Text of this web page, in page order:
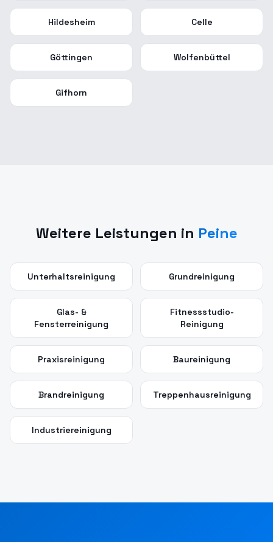
Hildesheim Celle
Göttingen Wolfenbüttel
Gifhorn
Weitere Leistungen in Peine
Unterhaltsreinigung Grundreinigung
Glas- &
Fensterreinigung
Fitnessstudio-
Reinigung
Praxisreinigung Baureinigung
Brandreinigung Treppenhausreinigung
Industriereinigung